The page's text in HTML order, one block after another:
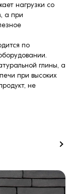
нагрузки со
а при
по
глины, а
при высоких
не